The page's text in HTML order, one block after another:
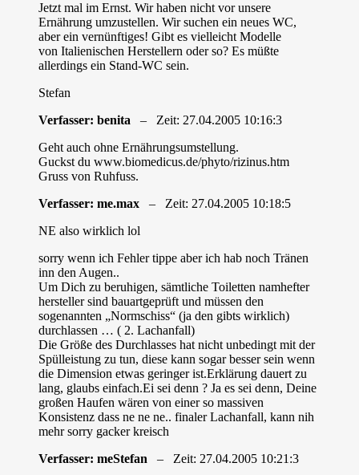
Jetzt mal im Ernst. Wir haben nicht vor unsere
Ernährung umzustellen. Wir suchen ein neues WC,
aber ein vernünftiges! Gibt es vielleicht Modelle
von Italienischen Herstellern oder so? Es müßte
allerdings ein Stand-WC sein.
Stefan
Verfasser: benita – Zeit: 27.04.2005 10:16:3
Geht auch ohne Ernährungsumstellung.
Guckst du www.biomedicus.de/phyto/rizinus.htm
Gruss von Ruhfuss.
Verfasser: me.max – Zeit: 27.04.2005 10:18:5
NE also wirklich lol
sorry wenn ich Fehler tippe aber ich hab noch Tränen
inn den Augen..
Um Dich zu beruhigen, sämtliche Toiletten namhefter
hersteller sind bauartgeprüft und müssen den
sogenannten „Normschiss“ (ja den gibts wirklich)
durchlassen … ( 2. Lachanfall)
Die Größe des Durchlasses hat nicht unbedingt mit der
Spülleistung zu tun, diese kann sogar besser sein wenn
die Dimension etwas geringer ist.Erklärung dauert zu
lang, glaubs einfach.Ei sei denn ? Ja es sei denn, Deine
großen Haufen wären von einer so massiven
Konsistenz dass ne ne ne.. finaler Lachanfall, kann nih
mehr sorry gacker kreisch
Verfasser: meStefan – Zeit: 27.04.2005 10:21:3